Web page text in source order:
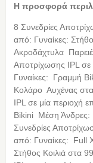
Η προσφορά
8 Συνεδρίες
από: Γυναίκες:
Ακροδάχτυλα
Αποτρίχωσης IPL σε
Γυναίκες: Γραμμή
Κολάρο Αυχένας
IPL σε μία περιοχή
Bikini Μέση
Συνεδρίες
από: Γυναίκες: Full
Στήθος Κοιλιά στα